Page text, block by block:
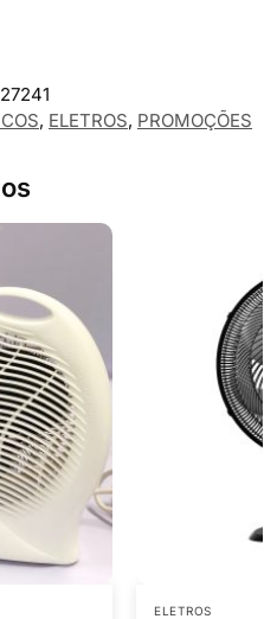
27241
, ELETROS, PROMOÇÕES
ELETROS